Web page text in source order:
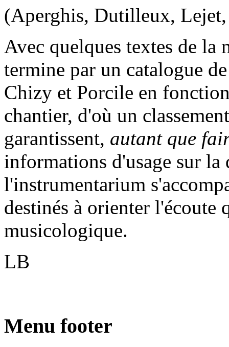
(Aperghis, Dutilleux,
Avec quelques textes de la
termine par un catalogue
Chizy et Porcile en
chantier, d'où un
garantissent, autant que
informations d'usage sur la
l'instrumentarium
destinés à orienter l'écoute
musicologique.
LB
Menu footer